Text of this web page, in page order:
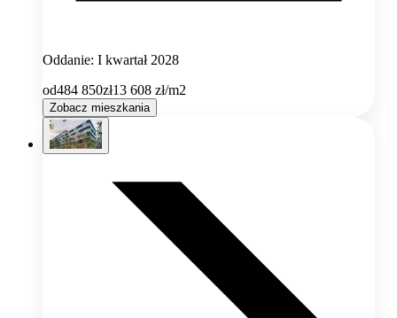
Oddanie: I kwartał 2028
od484 850zł13 608 zł/m2
Zobacz mieszkania